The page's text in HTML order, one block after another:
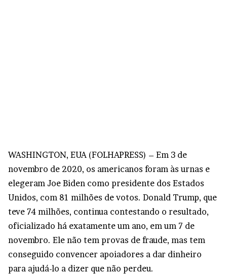
WASHINGTON, EUA (FOLHAPRESS) – Em 3 de
novembro de 2020, os americanos foram às urnas e
elegeram Joe Biden como presidente dos Estados
Unidos, com 81 milhões de votos. Donald Trump, que
teve 74 milhões, continua contestando o resultado,
oficializado há exatamente um ano, em um 7 de
novembro. Ele não tem provas de fraude, mas tem
conseguido convencer apoiadores a dar dinheiro
para ajudá-lo a dizer que não perdeu.